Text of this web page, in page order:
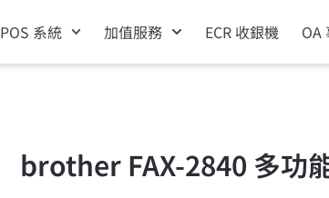
POS 系統 加值服務 ECR 收銀機 OA
brother FAX-2840 多功